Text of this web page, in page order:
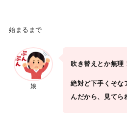
始まるまで
娘
吹き替えとか無理
絶対ど下手くそな
んだから、見てら